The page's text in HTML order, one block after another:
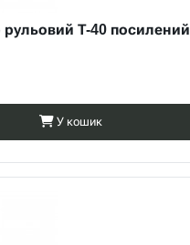
рульовий Т-40 посилений
У кошик